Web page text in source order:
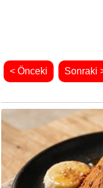
< Önceki Sonraki